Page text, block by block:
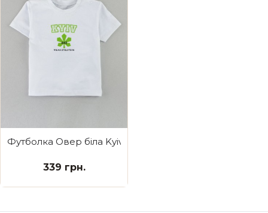
Футболка Овер біла Kyiv
339 грн.